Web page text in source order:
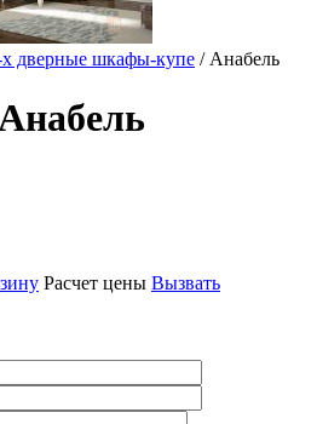
дверные шкафы-купе / Анабель
Расчет цены Вызвать